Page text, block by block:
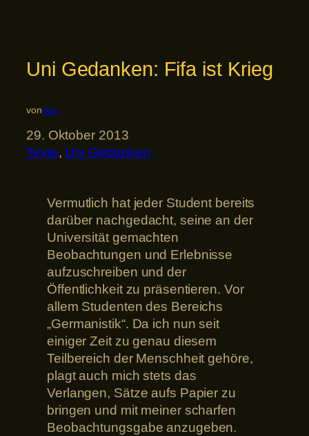
Uni Gedanken: Fifa ist Krieg
vonspa
29. Oktober 2013
Texte, Uni Gedanken
Vermutlich hat jeder Student bereits
darüber nachgedacht, seine an der
Universität gemachten
Beobachtungen und Erlebnisse
aufzuschreiben und der
Öffentlichkeit zu präsentieren. Vor
allem Studenten des Bereichs
„Germanistik“. Da ich nun seit
einiger Zeit zu genau diesem
Teilbereich der Menschheit gehöre,
plagt auch mich stets das
Verlangen, Sätze aufs Papier zu
bringen und mit meiner scharfen
Beobachtungsgabe anzugeben.